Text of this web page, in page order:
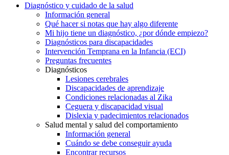
Diagnóstico y cuidado de la salud
Información general
Qué hacer si notas que hay algo diferente
Mi hijo tiene un diagnóstico, ¿por dónde empiezo?
Diagnósticos para discapacidades
Intervención Temprana en la Infancia (ECI)
Preguntas frecuentes
Diagnósticos
Lesiones cerebrales
Discapacidades de aprendizaje
Condiciones relacionadas al Zika
Ceguera y discapacidad visual
Dislexia y padecimientos relacionados
Salud mental y salud del comportamiento
Información general
Cuándo se debe conseguir ayuda
Encontrar recursos